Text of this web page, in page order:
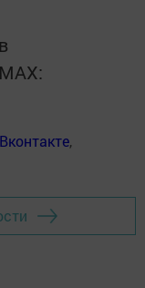
Вконтакте,